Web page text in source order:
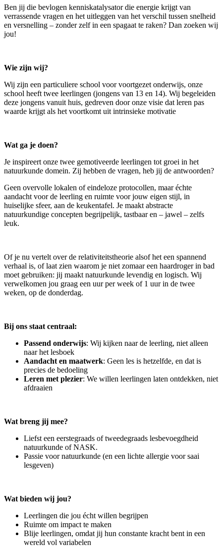
Ben jij die bevlogen kenniskatalysator die energie krijgt van
verrassende vragen en het uitleggen van het verschil tussen snelheid
en versnelling – zonder zelf in een spagaat te raken? Dan zoeken wij
jou!
Wie zijn wij?
Wij zijn een particuliere school voor voortgezet onderwijs, onze
school heeft twee leerlingen (jongens van 13 en 14). Wij begeleiden
deze jongens vanuit huis, gedreven door onze visie dat leren pas
waarde krijgt als het voortkomt uit intrinsieke motivatie
Wat ga je doen?
Je inspireert onze twee gemotiveerde leerlingen tot groei in het
natuurkunde domein. Zij hebben de vragen, heb jij de antwoorden?
Geen overvolle lokalen of eindeloze protocollen, maar échte
aandacht voor de leerling en ruimte voor jouw eigen stijl, in
huiselijke sfeer, aan de keukentafel. Je maakt abstracte
natuurkundige concepten begrijpelijk, tastbaar en – jawel – zelfs
leuk.
Of je nu vertelt over de relativiteitstheorie alsof het een spannend
verhaal is, of laat zien waarom je niet zomaar een haardroger in bad
moet gebruiken: jij maakt natuurkunde levendig en logisch. Wij
verwelkomen jou graag een uur per week of 1 uur in de twee
weken, op de donderdag.
Bij ons staat centraal:
Passend onderwijs: Wij kijken naar de leerling, niet alleen
naar het lesboek
Aandacht en maatwerk: Geen les is hetzelfde, en dat is
precies de bedoeling
Leren met plezier: We willen leerlingen laten ontdekken, niet
afdraaien
Wat breng jij mee?
Liefst een eerstegraads of tweedegraads lesbevoegdheid
natuurkunde of NASK.
Passie voor natuurkunde (en een lichte allergie voor saai
lesgeven)
Wat bieden wij jou?
Leerlingen die jou écht willen begrijpen
Ruimte om impact te maken
Blije leerlingen, omdat jij hun constante kracht bent in een
wereld vol variabelen